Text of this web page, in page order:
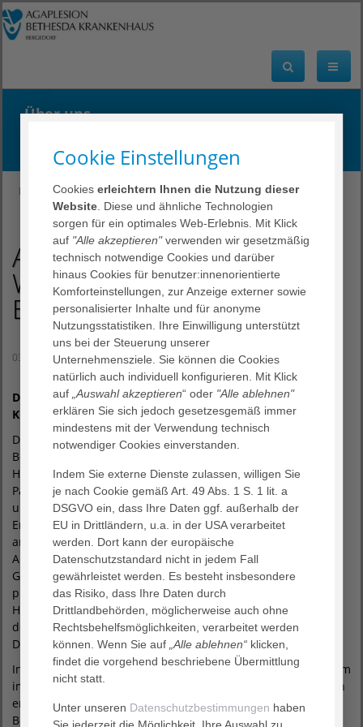
Über uns
BKB Über uns
Presse
AGAPLESION Wissenschaftspreis für das Bethesda
AGAPLESION
Wissenschaftspreis für das
Bethesda
03. Februar 2025
Die Auszeichnung geht an unsere Medizinisch-Geriatrische
Klinik
Der AGAPLESION Wissenschaftspreis 2024 geht nach
Bergedorf! Für ihre wissenschaftliche Arbeit „Erfassung des
Hydratationsstatus (HS) bei älteren Patientinnen und
Patienten“ wurden PD Dr. med. Alexander Rösler, Chefarzt
unserer Klinik für Geriatrie, und Linda Deißler,
Ernährungswissenschaftlerin und medizinische Doktorandin
am BKB, durch den Konzernvorstand ausgezeichnet. “Ihre
Arbeit ist sehr gut ausgearbeitet, beinhalten für das
Gesundheitswesen relevante Themen und sind
praxisorientiert”, so Vorstandsvorsitzender Dr. Markus
Horneber im Namen der Jury. Ausgezeichnet wurden neben
dem BKB auch die AGAPLESION FRANKFURTER
DIAKONIEKLINIKEN.
In ihrer Arbeit widmen sich Dr. Rösler und Frau Deißler einem
im Klinikalltag relevanten Problem: Alte Menschen haben ein
erhöhtes Risiko für eine Störung des HS. Die klinische
Beurteilung des HS ist schwierig, viele klinische Zeichen zur
Cookie Einstellungen
Cookieserleichtern Ihnen die Nutzung dieser
Website . Diese und ähnliche Technologien
sorgen für ein optimales Web-Erlebnis. Mit Klick
auf "Alle akzeptieren"verwenden wir gesetzmäßig
technisch notwendige Cookies und darüber
hinaus Cookies für benutzer:innenorientierte
Komforteinstellungen, zur Anzeige externer sowie
personalisierter Inhalte und für anonyme
Nutzungsstatistiken. Ihre Einwilligung unterstützt
uns bei der Steuerung unserer
Unternehmensziele. Sie können die Cookies
natürlich auch individuell konfigurieren. Mit Klick
auf „Auswahl akzeptieren“ oder "Alle ablehnen"
erklären Sie sich jedoch gesetzesgemäß immer
mindestens mit der Verwendung technisch
notwendiger Cookies einverstanden.
Indem Sie externe Dienste zulassen, willigen Sie
je nach Cookie gemäß Art. 49 Abs. 1 S. 1 lit. a
DSGVO ein, dass Ihre Daten ggf. außerhalb der
EU in Drittländern, u.a. in der USA verarbeitet
werden. Dort kann der europäische
Datenschutzstandard nicht in jedem Fall
gewährleistet werden. Es besteht insbesondere
das Risiko, dass Ihre Daten durch
Drittlandbehörden, möglicherweise auch ohne
Rechtsbehelfsmöglichkeiten, verarbeitet werden
können. Wenn Sie auf „Alle ablehnen“ klicken,
findet die vorgehend beschriebene Übermittlung
nicht statt.
Unter unseren Datenschutzbestimmungen haben